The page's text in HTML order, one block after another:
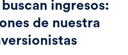
ingresos:
de nuestra